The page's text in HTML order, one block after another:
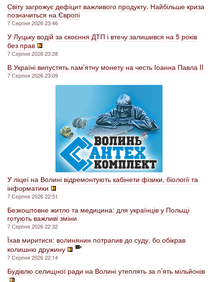
Світу загрожує дефіцит важливого продукту. Найбільше криза
позначиться на Європі
7 Серпня 2026 23:46
У Луцьку водій за скоєння ДТП і втечу залишився на 5 років
без прав
7 Серпня 2026 23:28
В Україні випустять пам’ятну монету на честь Іоанна Павла II
7 Серпня 2026 23:09
У ліцеї на Волині відремонтують кабінети фізики, біології та
інформатики
7 Серпня 2026 22:51
Безкоштовне житло та медицина: для українців у Польщі
готують важливі зміни
7 Серпня 2026 22:32
Їхав миритися: волинянин потрапив до суду, бо обікрав
колишню дружину
7 Серпня 2026 22:14
Будівлю селищної ради на Волині утеплять за п’ять мільйонів